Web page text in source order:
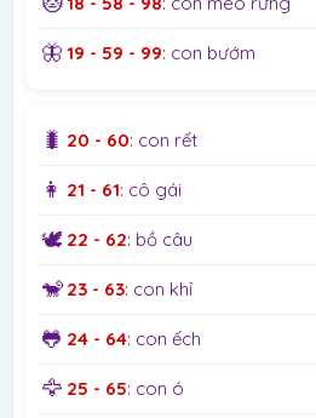
🦋 19 - 59 - 99: con bướm
🐛 20 - 60: con rết
👩 21 - 61: cô gái
🕊️ 22 - 62: bồ câu
🐒 23 - 63: con khỉ
🐸 24 - 64: con ếch
🦅 25 - 65: con ó